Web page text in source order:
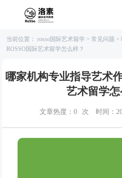
当前位置：rosso国际艺术留学 >常见问题 >
ROSSO国际艺术留学怎么样？
哪家机构专业指导艺术
艺术留学怎
文章热度： 0 次 时间：